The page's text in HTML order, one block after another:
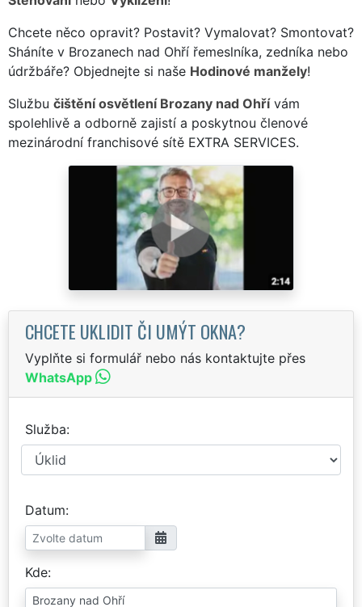
Chcete něco opravit? Postavit? Vymalovat? Smontovat?
Sháníte v Brozanech nad Ohří řemeslníka, zedníka nebo
údržbáře? Objednejte si naše Hodinové manžely!
Službu čištění osvětlení Brozany nad Ohřívám
spolehlivě a odborně zajistí a poskytnou členové
mezinárodní franchisové sítě EXTRA SERVICES.
CHCETE UKLIDIT ČI UMÝT OKNA?
Vyplňte si formulář nebo nás kontaktujte přes
WhatsApp
Služba
Datum
Kde